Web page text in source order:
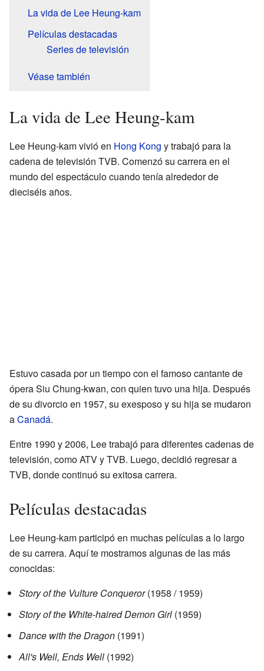
La vida de Lee Heung-kam
Películas destacadas
Series de televisión
Véase también
La vida de Lee Heung-kam
Lee Heung-kam vivió en Hong Kong y trabajó para la
cadena de televisión TVB. Comenzó su carrera en el
mundo del espectáculo cuando tenía alrededor de
dieciséis años.
Estuvo casada por un tiempo con el famoso cantante de
ópera Siu Chung-kwan, con quien tuvo una hija. Después
de su divorcio en 1957, su exesposo y su hija se mudaron
aCanadá.
Entre 1990 y 2006, Lee trabajó para diferentes cadenas de
televisión, como ATV y TVB. Luego, decidió regresar a
TVB, donde continuó su exitosa carrera.
Películas destacadas
Lee Heung-kam participó en muchas películas a lo largo
de su carrera. Aquí te mostramos algunas de las más
conocidas:
Story of the Vulture Conqueror(1958 / 1959)
Story of the White-haired Demon Girl (1959)
Dance with the Dragon (1991)
All's Well, Ends Well (1992)